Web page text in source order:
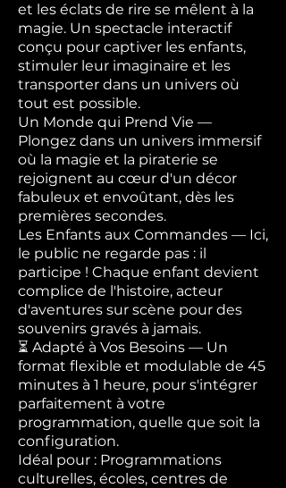
et les éclats de rire se mêlent à la
magie. Un spectacle interactif
conçu pour captiver les enfants,
stimuler leur imaginaire et les
transporter dans un univers où
tout est possible.
Un Monde qui Prend Vie —
Plongez dans un univers immersif
où la magie et la piraterie se
rejoignent au cœur d'un décor
fabuleux et envoûtant, dès les
premières secondes.
Les Enfants aux Commandes — Ici,
le public ne regarde pas : il
participe ! Chaque enfant devient
complice de l'histoire, acteur
d'aventures sur scène pour des
souvenirs gravés à jamais.
⏳ Adapté à Vos Besoins — Un
format flexible et modulable de 45
minutes à 1 heure, pour s'intégrer
parfaitement à votre
programmation, quelle que soit la
configuration.
Idéal pour : Programmations
culturelles, écoles, centres de